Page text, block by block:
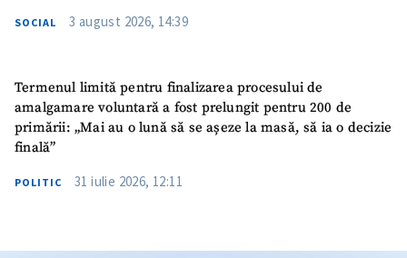
SOCIAL 3 august 2026, 14:39
Termenul limită pentru finalizarea procesului de
amalgamare voluntară a fost prelungit pentru 200 de
primării: „Mai au o lună să se așeze la masă, să ia o decizie
finală”
POLITIC 31 iulie 2026, 12:11